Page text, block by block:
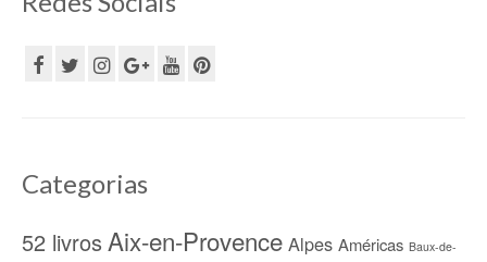
Categorias
52 livros Aix-en-Provence Alpes Américas Baux-de-